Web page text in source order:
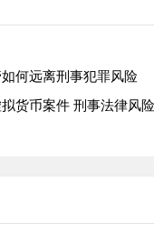
何远离刑事犯罪风险
货币案件 刑事法律风